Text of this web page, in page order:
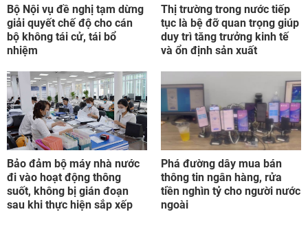
Bộ Nội vụ đề nghị tạm dừng
giải quyết chế độ cho cán
bộ không tái cử, tái bổ
nhiệm
Thị trường trong nước tiếp
tục là bệ đỡ quan trọng giúp
duy trì tăng trưởng kinh tế
và ổn định sản xuất
Bảo đảm bộ máy nhà nước
đi vào hoạt động thông
suốt, không bị gián đoạn
sau khi thực hiện sắp xếp
Phá đường dây mua bán
thông tin ngân hàng, rửa
tiền nghìn tỷ cho người nước
ngoài